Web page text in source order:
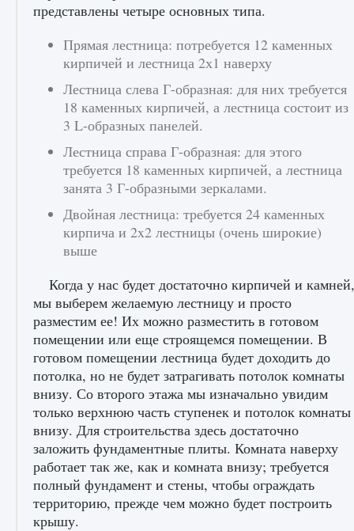
Как исправить ошибку Palworld EPalworld
«Идет сохранение мира — Невозможно
начать сохранение данных мира»
9 августа 2024 2 711 0 0
Все новые функции в режиме карьеры EA
FC 25
9 августа 2024 2 096 0 2
Входят ли «Милан» и «Интер» в EA FC 25
представлены четыре основных типа.
Прямая лестница: потребуется 12 каменных
кирпичей и лестница 2х1 наверху
Лестница слева Г-образная: для них требуется
18 каменных кирпичей, а лестница состоит из
3 L-образных панелей.
Лестница справа Г-образная: для этого
требуется 18 каменных кирпичей, а лестница
занята 3 Г-образными зеркалами.
Двойная лестница: требуется 24 каменных
кирпича и 2x2 лестницы (очень широкие)
выше
Когда у нас будет достаточно кирпичей и камней,
мы выберем желаемую лестницу и просто
разместим ее! Их можно разместить в готовом
помещении или еще строящемся помещении. В
готовом помещении лестница будет доходить до
потолка, но не будет затрагивать потолок комнаты
внизу. Со второго этажа мы изначально увидим
только верхнюю часть ступенек и потолок комнаты
внизу. Для строительства здесь достаточно
заложить фундаментные плиты. Комната наверху
работает так же, как и комната внизу; требуется
полный фундамент и стены, чтобы ограждать
территорию, прежде чем можно будет построить
крышу.